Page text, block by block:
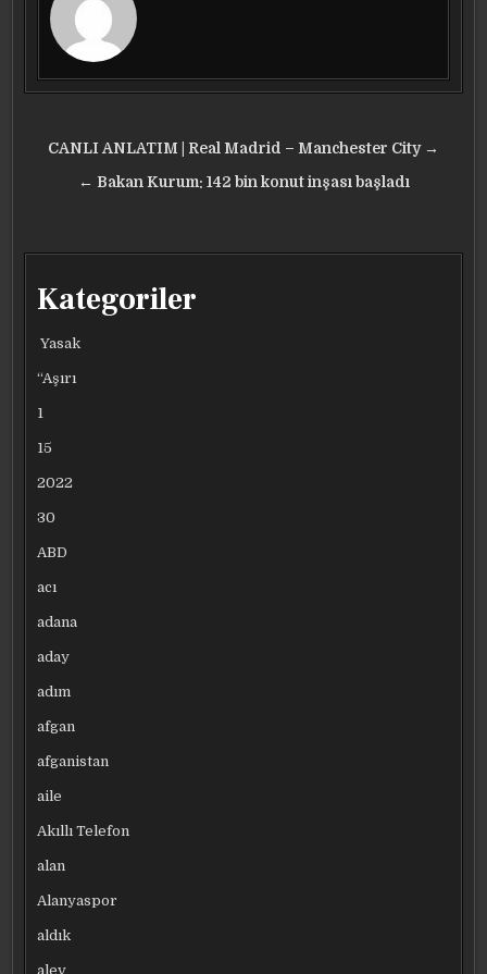
Yazı
gezinmesi
CANLI ANLATIM | Real Madrid – Manchester City →
← Bakan Kurum: 142 bin konut inşası başladı
Kategoriler
Yasak
“Aşırı
1
15
2022
30
ABD
acı
adana
aday
adım
afgan
afganistan
aile
Akıllı Telefon
alan
Alanyaspor
aldık
alev